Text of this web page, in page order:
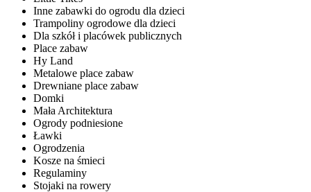
Inne zabawki do ogrodu dla dzieci
Trampoliny ogrodowe dla dzieci
Dla szkół i placówek publicznych
Place zabaw
Hy Land
Metalowe place zabaw
Drewniane place zabaw
Domki
Mała Architektura
Ogrody podniesione
Ławki
Ogrodzenia
Kosze na śmieci
Regulaminy
Stojaki na rowery